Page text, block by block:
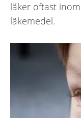
läker oftast
läkemedel.